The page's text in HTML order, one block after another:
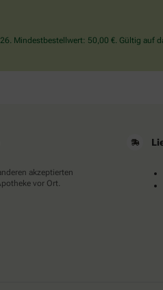
Mindestbestellwert: 50,00 €. Gültig auf
akzeptierten
vor Ort.